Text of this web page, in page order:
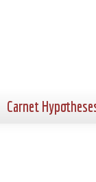
Carnet